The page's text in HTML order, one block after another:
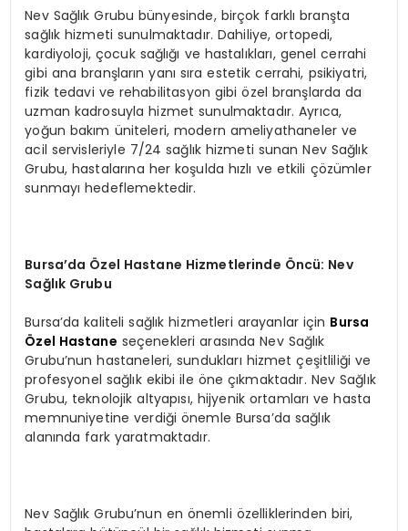
Nev Sağlık Grubu bünyesinde, birçok farklı branşta
sağlık hizmeti sunulmaktadır. Dahiliye, ortopedi,
kardiyoloji, çocuk sağlığı ve hastalıkları, genel cerrahi
gibi ana branşların yanı sıra estetik cerrahi, psikiyatri,
fizik tedavi ve rehabilitasyon gibi özel branşlarda da
uzman kadrosuyla hizmet sunulmaktadır. Ayrıca,
yoğun bakım üniteleri, modern ameliyathaneler ve
acil servisleriyle 7/24 sağlık hizmeti sunan Nev Sağlık
Grubu, hastalarına her koşulda hızlı ve etkili çözümler
sunmayı hedeflemektedir.
Bursa’da Özel Hastane Hizmetlerinde Öncü: Nev
Sağlık Grubu
Bursa’da kaliteli sağlık hizmetleri arayanlar için Bursa
Özel Hastane seçenekleri arasında Nev Sağlık
Grubu’nun hastaneleri, sundukları hizmet çeşitliliği ve
profesyonel sağlık ekibi ile öne çıkmaktadır. Nev Sağlık
Grubu, teknolojik altyapısı, hijyenik ortamları ve hasta
memnuniyetine verdiği önemle Bursa’da sağlık
alanında fark yaratmaktadır.
Nev Sağlık Grubu’nun en önemli özelliklerinden biri,